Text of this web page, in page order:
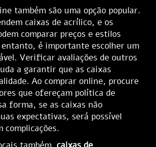
também são uma opção popular.
caixas de acrílico, e os
comparar preços e estilos
é importante escolher um
Verificar avaliações de outros
a garantir que as caixas
Ao comprar online, procure
que ofereçam política de
forma, se as caixas não
expectativas, será possível
complicações.